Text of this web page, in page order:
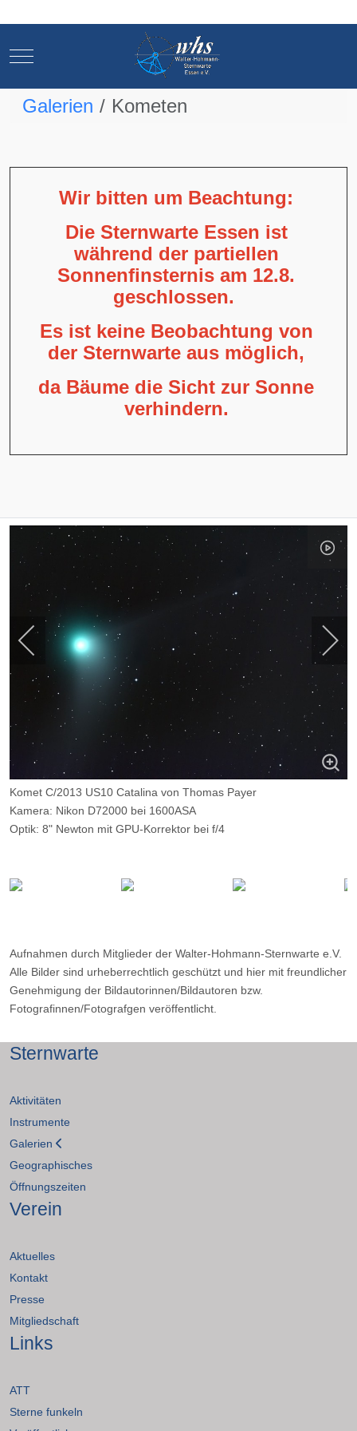
Mobile Menu Toggle
Galerien Kometen
Wir bitten um Beachtung:
Die Sternwarte Essen ist
während der partiellen
Sonnenfinsternis am 12.8.
geschlossen.
Es ist keine Beobachtung von
der Sternwarte aus möglich,
da Bäume die Sicht zur Sonne
verhindern.
Komet C/2013 US10 Catalina von Thomas Payer
Kamera: Nikon D72000 bei 1600ASA
Optik: 8" Newton mit GPU-Korrektor bei f/4
Ort: Emberger Alm, Kärnten
Aufnahmen durch Mitglieder der Walter-Hohmann-Sternwarte e.V.
Alle Bilder sind urheberrechtlich geschützt und hier mit freundlicher
Genehmigung der Bildautorinnen/Bildautoren bzw.
Fotografinnen/Fotografgen veröffentlicht.
Sternwarte
Aktivitäten
Instrumente
Galerien
Geographisches
Öffnungszeiten
Verein
Aktuelles
Kontakt
Presse
Mitgliedschaft
Links
ATT
Sterne funkeln